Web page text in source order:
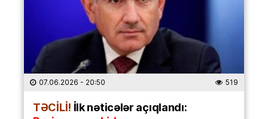
07.06.2026 - 20:50 519
TƏCİLİ! İlk nəticələr açıqlandı: